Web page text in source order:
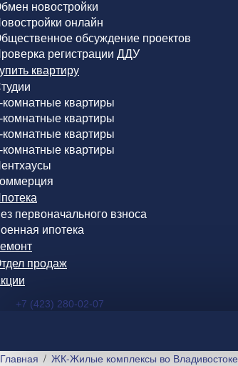
новостройки
онлайн
обсуждение проектов
регистрации ДДУ
квартиру
комнатные квартиры
комнатные квартиры
комнатные квартиры
комнатные квартиры
первоначального взноса
ипотека
продаж
+7 (423) 280-02-07
Главная ЖК-Жилые комплексы во Владивостоке